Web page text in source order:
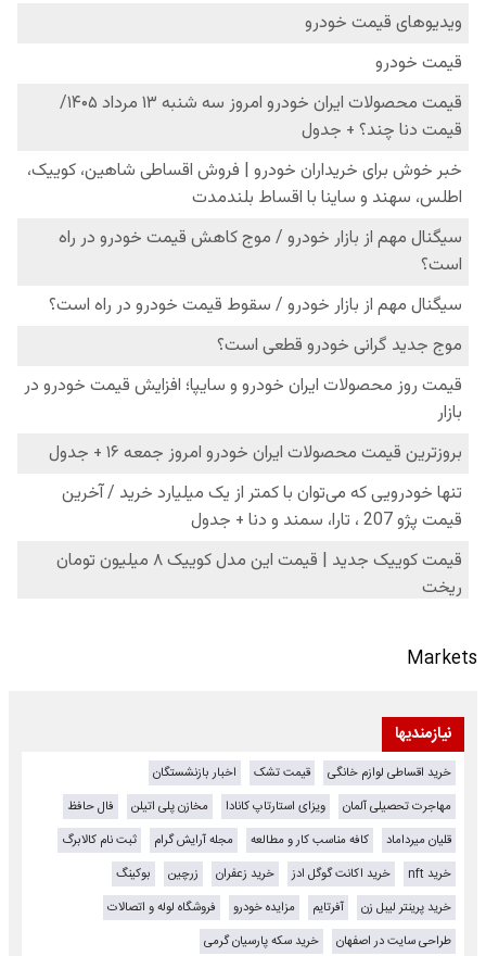
Markets
نیازمندیها
خرید اقساطی لوازم خانگی قیمت تشک
اخبار بازنشستگان
مهاجرت تحصیلی آلمان
ویزای استارتاپ کانادا مخازن پلی اتیلن
فال حافظ
قلیان میرداماد
کافه مناسب کار و مطالعه مجله آرایش گرام
ثبت نام کالابرگ
خرید nft
خرید اکانت گوگل ادز خرید زعفران زرچین
بوکینگ
خرید پرینتر لیبل زن
آفرتایم مزایده خودرو
فروشگاه لوله و اتصالات
طراحی سایت در اصفهان
خرید سکه پارسیان گرمی